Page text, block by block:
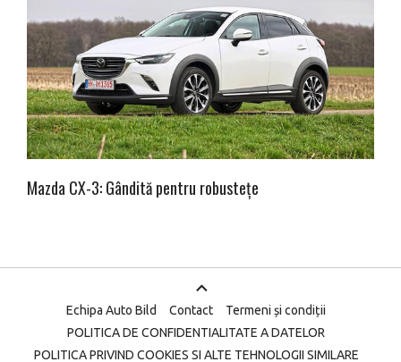
Mazda CX-3: Gândită pentru robustețe
Echipa Auto Bild Contact
Termeni și condiții
POLITICA DE CONFIDENTIALITATE A DATELOR
POLITICA PRIVIND COOKIES SI ALTE TEHNOLOGII SIMILARE